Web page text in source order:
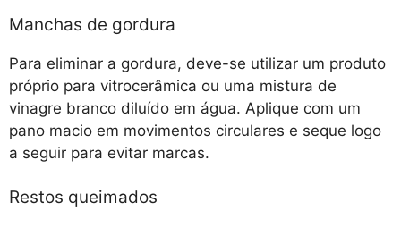
Manchas de gordura
Para eliminar a gordura, deve-se utilizar um produto
próprio para vitrocerâmica ou uma mistura de
vinagre branco diluído em água. Aplique com um
pano macio em movimentos circulares e seque logo
a seguir para evitar marcas.
Restos queimados